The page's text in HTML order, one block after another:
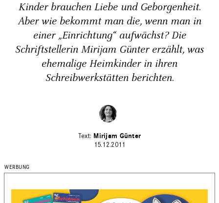
Kinder brauchen Liebe und Geborgenheit.
Aber wie bekommt man die, wenn man in
einer „Einrichtung“ aufwächst? Die
Schriftstellerin Mirijam Günter erzählt, was
ehemalige Heimkinder in ihren
Schreibwerkstätten berichten.
Mirijam Günter
15.12.2011